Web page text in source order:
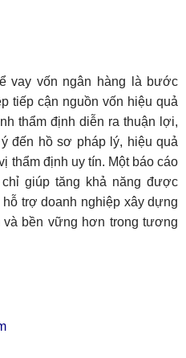
vay vốn ngân hàng là bước
tiếp cận nguồn vốn hiệu quả
thẩm định diễn ra thuận lợi,
đến hồ sơ pháp lý, hiệu quả
thẩm định uy tín. Một báo cáo
giúp tăng khả năng được
trợ doanh nghiệp xây dựng
bền vững hơn trong tương